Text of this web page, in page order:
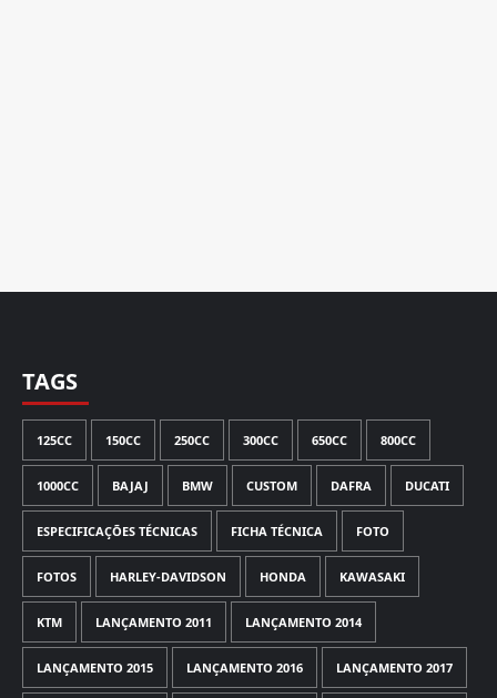
TAGS
125CC 150CC 250CC 300CC 650CC 800CC
1000CC BAJAJ BMW CUSTOM DAFRA DUCATI
ESPECIFICAÇÕES TÉCNICAS FICHA TÉCNICA FOTO
FOTOS HARLEY-DAVIDSON HONDA KAWASAKI
KTM LANÇAMENTO 2011 LANÇAMENTO 2014
LANÇAMENTO 2015 LANÇAMENTO 2016 LANÇAMENTO 2017